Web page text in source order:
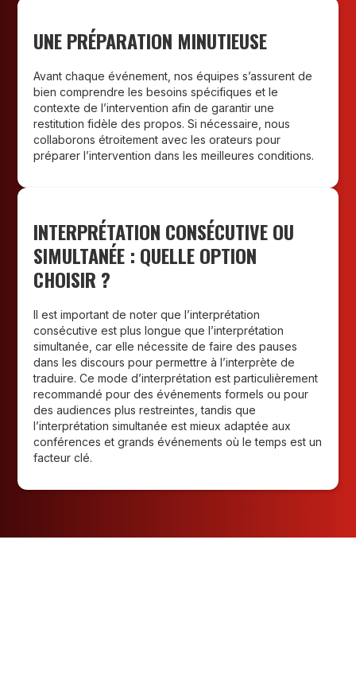
UNE PRÉPARATION MINUTIEUSE
Avant chaque événement, nos équipes s’assurent de
bien comprendre les besoins spécifiques et le
contexte de l’intervention afin de garantir une
restitution fidèle des propos. Si nécessaire, nous
collaborons étroitement avec les orateurs pour
préparer l’intervention dans les meilleures conditions.
INTERPRÉTATION CONSÉCUTIVE OU
SIMULTANÉE : QUELLE OPTION
CHOISIR ?
Il est important de noter que l’interprétation
consécutive est plus longue que l’interprétation
simultanée, car elle nécessite de faire des pauses
dans les discours pour permettre à l’interprète de
traduire. Ce mode d’interprétation est particulièrement
recommandé pour des événements formels ou pour
des audiences plus restreintes, tandis que
l’interprétation simultanée est mieux adaptée aux
conférences et grands événements où le temps est un
facteur clé.